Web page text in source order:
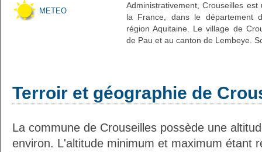
METEO
Administrativement, Crouseilles
la France, dans le département
région Aquitaine. Le village de
de Pau et au canton de Lembeye.
Terroir et géographie de
La commune de Crouseilles possède une
environ. L'altitude minimum et maximum étant